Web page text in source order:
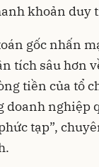
khoản duy
gốc nhấn
tích sâu hơn
tiền của tổ
doanh nghiệp
tạp”,